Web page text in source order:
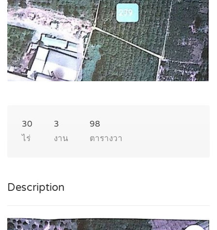
30
ไร่
3
งาน
98
ตารางวา
Description